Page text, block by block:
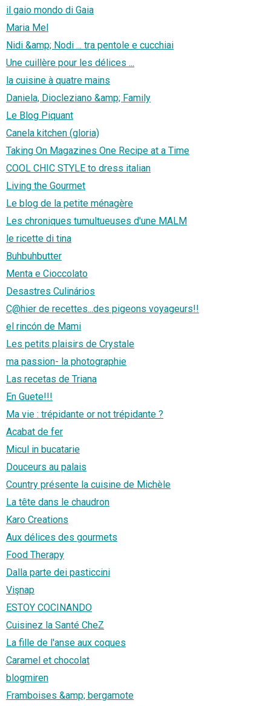
il gaio mondo di Gaia
Maria Mel
Nidi &amp; Nodi ... tra pentole e cucchiai
Une cuillère pour les délices ...
la cuisine à quatre mains
Daniela, Diocleziano &amp; Family
Le Blog Piquant
Canela kitchen (gloria)
Taking On Magazines One Recipe at a Time
COOL CHIC STYLE to dress italian
Living the Gourmet
Le blog de la petite ménagère
Les chroniques tumultueuses d'une MALM
le ricette di tina
Buhbuhbutter
Menta e Cioccolato
Desastres Culinários
C@hier de recettes...des pigeons voyageurs!!
el rincón de Mami
Les petits plaisirs de Crystale
ma passion- la photographie
Las recetas de Triana
En Guete!!!
Ma vie : trépidante or not trépidante ?
Acabat de fer
Micul in bucatarie
Douceurs au palais
Country présente la cuisine de Michèle
La tête dans le chaudron
Karo Creations
Aux délices des gourmets
Food Therapy
Dalla parte dei pasticcini
Vişnap
ESTOY COCINANDO
Cuisinez la Santé CheZ
La fille de l'anse aux coques
Caramel et chocolat
blogmiren
Framboises &amp; bergamote